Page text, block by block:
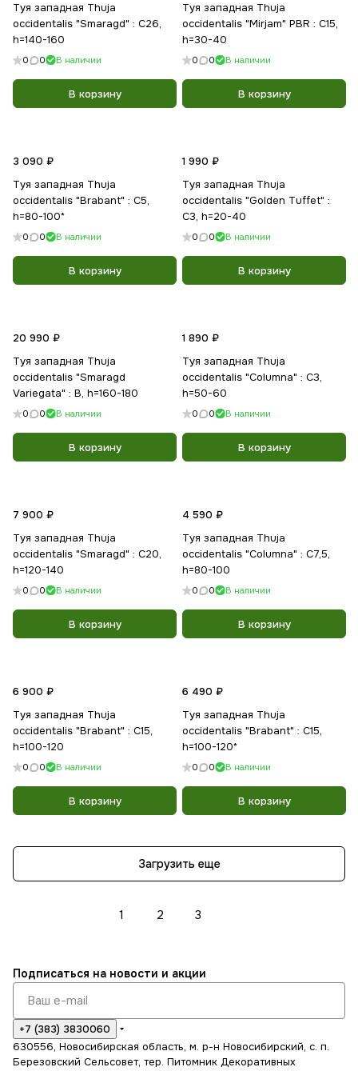
Туя западная Thuja
occidentalis "Smaragd" : С26,
h=140-160
0 0 В наличии
В корзину
Туя западная Thuja
occidentalis "Mirjam" PBR : С15,
h=30-40
0 0 В наличии
В корзину
3 090 ₽
Туя западная Thuja
occidentalis "Brabant" : С5,
h=80-100*
0 0 В наличии
В корзину
1 990 ₽
Туя западная Thuja
occidentalis "Golden Tuffet" :
С3, h=20-40
0 0 В наличии
В корзину
20 990 ₽
Туя западная Thuja
occidentalis "Smaragd
Variegata" : B, h=160-180
0 0 В наличии
В корзину
1 890 ₽
Туя западная Thuja
occidentalis "Columna" : С3,
h=50-60
0 0 В наличии
В корзину
7 900 ₽
Туя западная Thuja
occidentalis "Smaragd" : С20,
h=120-140
0 0 В наличии
В корзину
4 590 ₽
Туя западная Thuja
occidentalis "Columna" : С7,5,
h=80-100
0 0 В наличии
В корзину
6 900 ₽
Туя западная Thuja
occidentalis "Brabant" : С15,
h=100-120
0 0 В наличии
В корзину
6 490 ₽
Туя западная Thuja
occidentalis "Brabant" : С15,
h=100-120*
0 0 В наличии
В корзину
Загрузить еще
1 2 3
Подписаться на новости и акции
+7 (383) 3830060
630556, Новосибирская область, м. р-н Новосибирский, с. п.
Березовский Сельсовет, тер. Питомник Декоративных